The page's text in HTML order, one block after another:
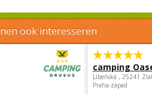
ook interesseren
camping
Libeňská , 25241
Praha-západ